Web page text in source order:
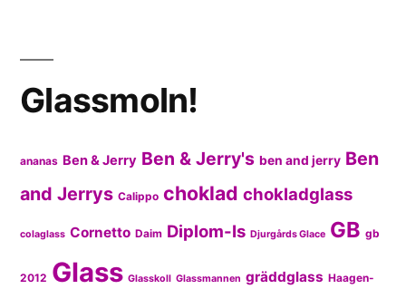
Glassmoln!
ananas Ben & Jerry Ben & Jerry's ben and jerry Ben
and Jerrys Calippo choklad chokladglass
colaglass Cornetto Daim Diplom-Is Djurgårds Glace GB gb
2012 Glass Glasskoll Glassmannen gräddglass Haagen-